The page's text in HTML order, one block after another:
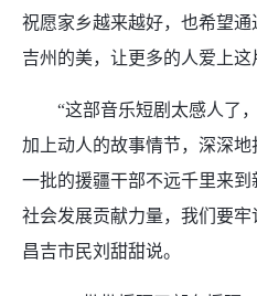
祝愿家乡越来越好，也希望
吉州的美，让更多的人爱上这
“这部音乐短剧太感人了，
加上动人的故事情节，深深
一批的援疆干部不远千里来
社会发展贡献力量，我们要
昌吉市民刘甜甜说。